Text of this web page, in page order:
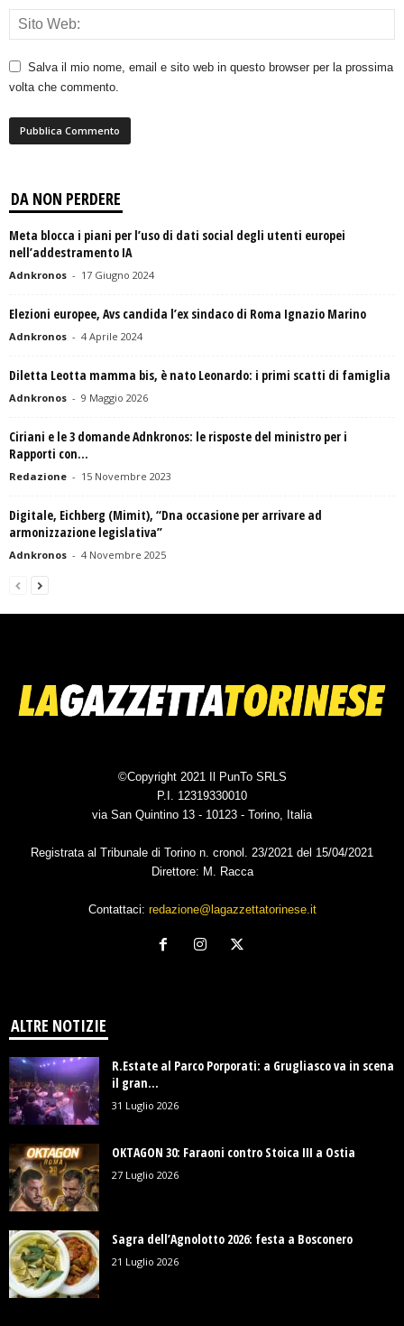
Salva il mio nome, email e sito web in questo browser per la prossima
volta che commento.
DA NON PERDERE
Meta blocca i piani per l’uso di dati social degli utenti europei
nell’addestramento IA
Adnkronos - 17 Giugno 2024
Elezioni europee, Avs candida l’ex sindaco di Roma Ignazio Marino
Adnkronos - 4 Aprile 2024
Diletta Leotta mamma bis, è nato Leonardo: i primi scatti di famiglia
Adnkronos - 9 Maggio 2026
Ciriani e le 3 domande Adnkronos: le risposte del ministro per i
Rapporti con...
Redazione - 15 Novembre 2023
Digitale, Eichberg (Mimit), “Dna occasione per arrivare ad
armonizzazione legislativa”
Adnkronos - 4 Novembre 2025
©Copyright 2021 Il PunTo SRLS
P.I. 12319330010
via San Quintino 13 - 10123 - Torino, Italia
Registrata al Tribunale di Torino n. cronol. 23/2021 del 15/04/2021
Direttore: M. Racca
Contattaci: redazione@lagazzettatorinese.it
ALTRE NOTIZIE
R.Estate al Parco Porporati: a Grugliasco va in scena
il gran...
31 Luglio 2026
OKTAGON 30: Faraoni contro Stoica III a Ostia
27 Luglio 2026
Sagra dell’Agnolotto 2026: festa a Bosconero
21 Luglio 2026